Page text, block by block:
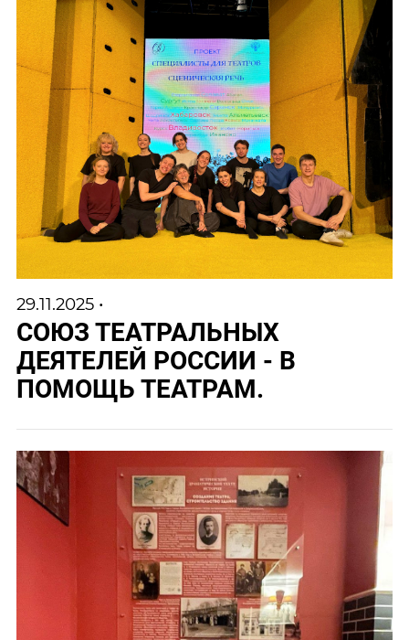
29.11.2025 •
СОЮЗ ТЕАТРАЛЬНЫХ
ДЕЯТЕЛЕЙ РОССИИ - В
ПОМОЩЬ ТЕАТРАМ.